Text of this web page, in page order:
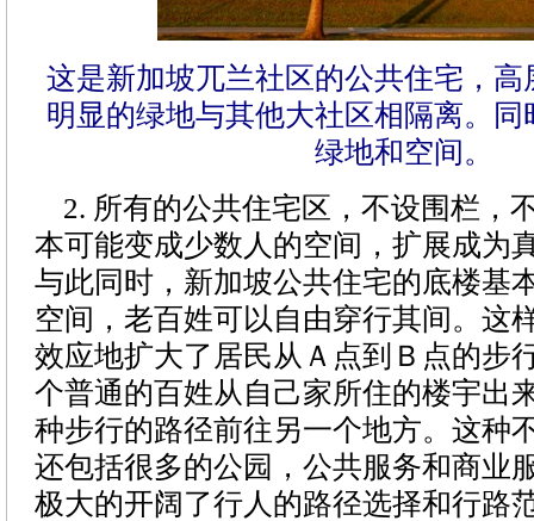
这是新加坡兀兰社区的公共住宅，
明显的绿地与其他大社区相隔离。
绿地和空间。
2. 所有的公共住宅区，不设围栏，
本可能变成少数人的空间，扩展成为
与此同时，新加坡公共住宅的底楼基
空间，老百姓可以自由穿行其间。这
效应地扩大了居民从Ａ点到Ｂ点的步
个普通的百姓从自己家所住的楼宇出
种步行的路径前往另一个地方。这种
还包括很多的公园，公共服务和商业
极大的开阔了行人的路径选择和行路